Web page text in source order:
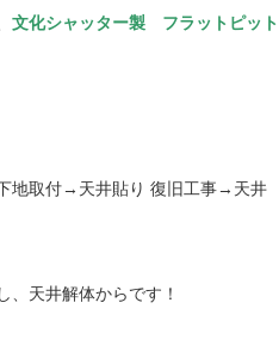
文化シャッター製 フラットピット
地取付→天井貼り 復旧工事→天井
、天井解体からです！